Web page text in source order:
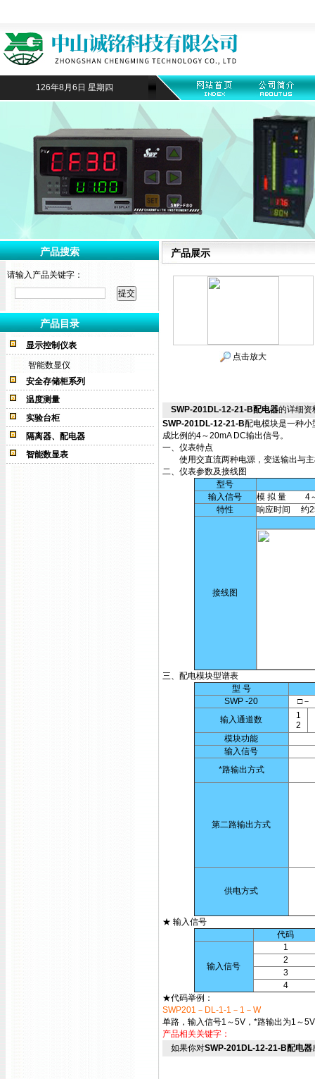
126年8月6日 星期四
产品搜索
请输入产品关键字：
产品目录
显示控制仪表
智能数显仪
安全存储柜系列
温度测量
实验台柜
隔离器、配电器
智能数显表
产品展示
点击放大
SWP-201DL-12-21-B配电器的详细资
SWP-201DL-12-21-B配电模块是一种
成比例的4～20mA DC输出信号。
一、仪表特点
使用交直流两种电源，变送输出与主
二、仪表参数及接线图
型号
输入信号
模 拟 量 4～
特性
响应时间 约
接线图
三、配电模块型谱表
型 号
SWP -20
□－
输入通道数
1
2
模块功能
输入信号
*路输出方式
第二路输出方式
供电方式
★ 输入信号
代码
输入信号
1
2
3
4
★代码举例：
SWP201－DL-1-1－1－W
单路，输入信号1～5V，*路输出为1～
产品相关关键字：
如果你对SWP-201DL-12-21-B配电器